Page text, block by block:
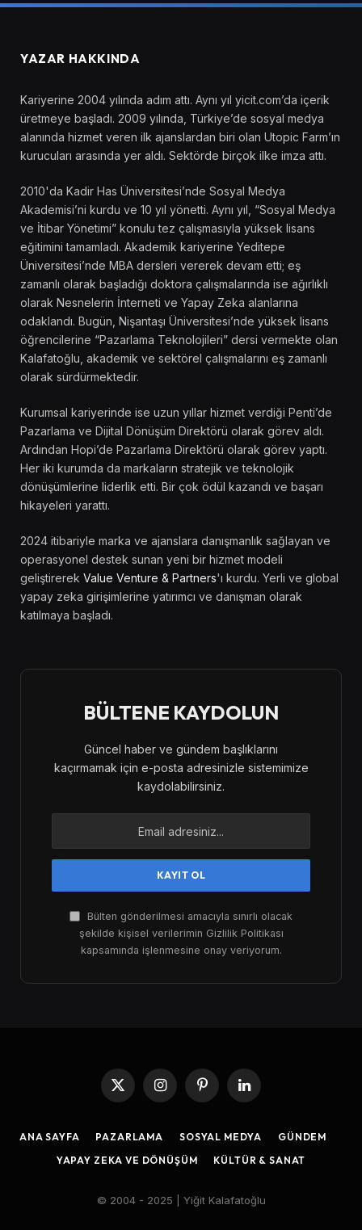
YAZAR HAKKINDA
Kariyerine 2004 yılında adım attı. Aynı yıl yicit.com’da içerik
üretmeye başladı. 2009 yılında, Türkiye’de sosyal medya
alanında hizmet veren ilk ajanslardan biri olan Utopic Farm’ın
kurucuları arasında yer aldı. Sektörde birçok ilke imza attı.
2010'da Kadir Has Üniversitesi’nde Sosyal Medya
Akademisi’ni kurdu ve 10 yıl yönetti. Aynı yıl, “Sosyal Medya
ve İtibar Yönetimi” konulu tez çalışmasıyla yüksek lisans
eğitimini tamamladı. Akademik kariyerine Yeditepe
Üniversitesi’nde MBA dersleri vererek devam etti; eş
zamanlı olarak başladığı doktora çalışmalarında ise ağırlıklı
olarak Nesnelerin İnterneti ve Yapay Zeka alanlarına
odaklandı. Bugün, Nişantaşı Üniversitesi’nde yüksek lisans
öğrencilerine “Pazarlama Teknolojileri” dersi vermekte olan
Kalafatoğlu, akademik ve sektörel çalışmalarını eş zamanlı
olarak sürdürmektedir.
Kurumsal kariyerinde ise uzun yıllar hizmet verdiği Penti’de
Pazarlama ve Dijital Dönüşüm Direktörü olarak görev aldı.
Ardından Hopi’de Pazarlama Direktörü olarak görev yaptı.
Her iki kurumda da markaların stratejik ve teknolojik
dönüşümlerine liderlik etti. Bir çok ödül kazandı ve başarı
hikayeleri yarattı.
2024 itibariyle marka ve ajanslara danışmanlık sağlayan ve
operasyonel destek sunan yeni bir hizmet modeli
geliştirerek Value Venture & Partners'ı kurdu. Yerli ve global
yapay zeka girişimlerine yatırımcı ve danışman olarak
katılmaya başladı.
BÜLTENE KAYDOLUN
Güncel haber ve gündem başlıklarını
kaçırmamak için e-posta adresinizle sistemimize
kaydolabilirsiniz.
Bülten gönderilmesi amacıyla sınırlı olacak
şekilde kişisel verilerimin Gizlilik Politikası
kapsamında işlenmesine onay veriyorum.
X
InstagramPinterestLinkedIn
ANA SAYFA PAZARLAMA SOSYAL MEDYA
GÜNDEM
YAPAY ZEKA VE DÖNÜŞÜM
KÜLTÜR & SANAT
© 2004 - 2025 | Yiğit Kalafatoğlu